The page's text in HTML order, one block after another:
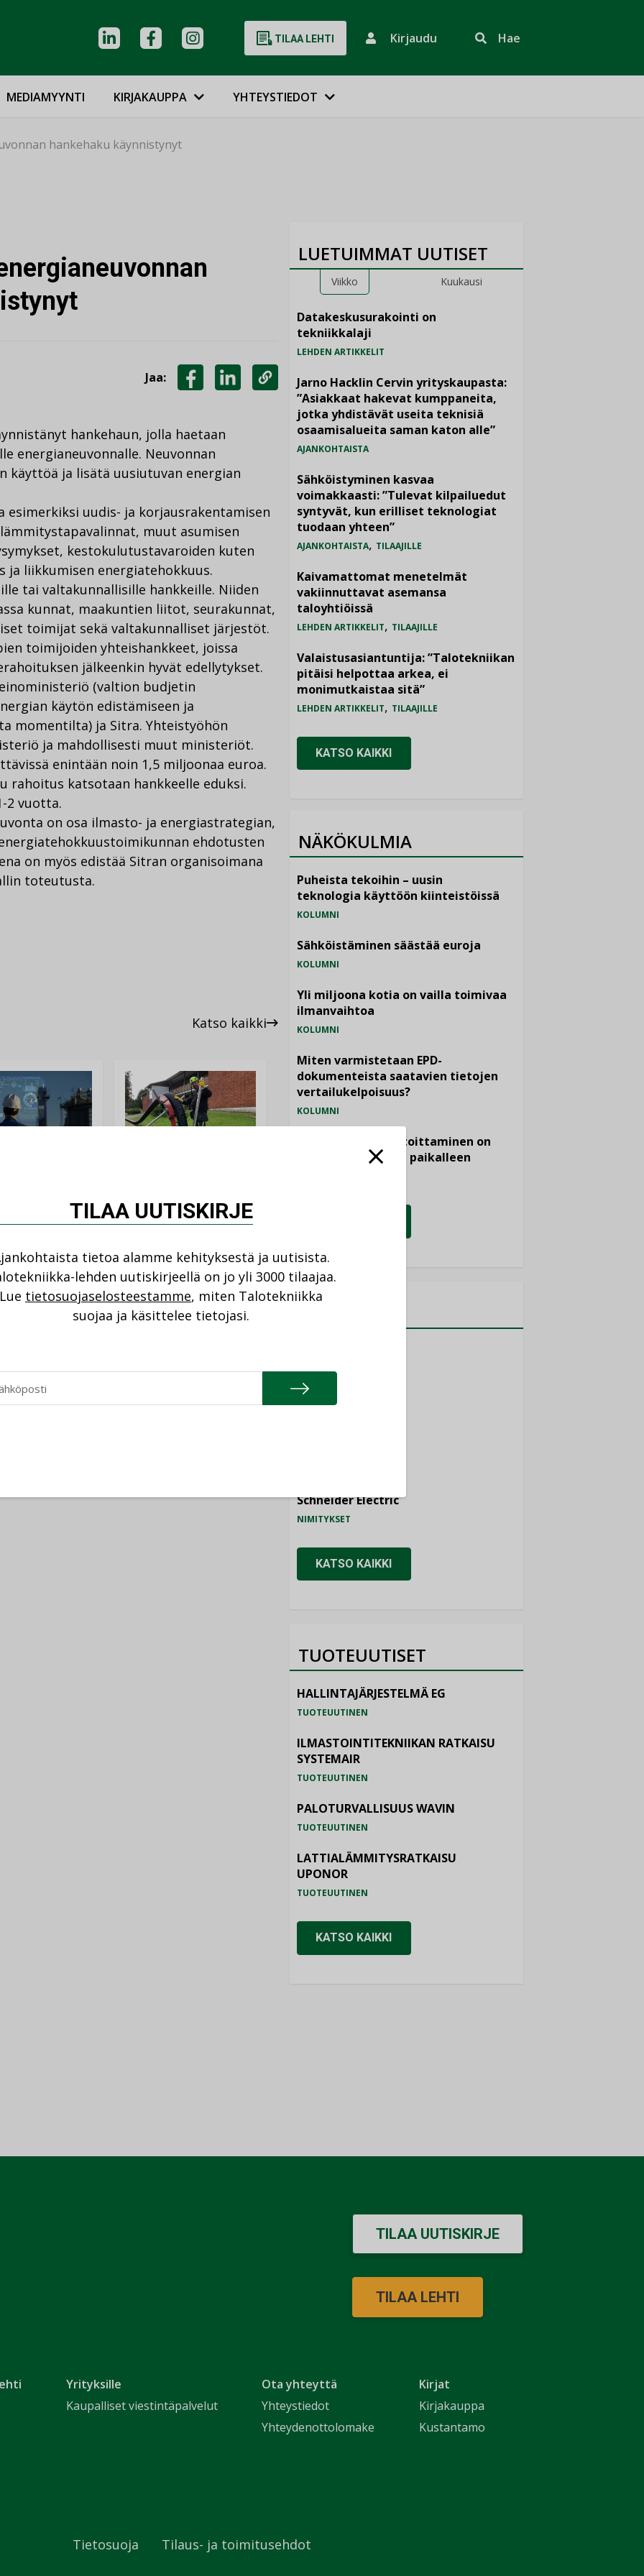
TILAA LEHTI Kirjaudu Hae
MEDIAMYYNTI KIRJAKAUPPA YHTEYSTIEDOT
hankehaku käynnistynyt
Jaa:
LINKEDINISSÄ
KOPIOI
LINKKI
hankehaun, jolla haetaan
energianeuvonnalle. Neuvonnan
käyttöä ja lisätä uusiutuvan energian
esimerkiksi uudis- ja korjausrakentamisen
muut asumisen
kestokulutustavaroiden kuten
ja liikkumisen energiatehokkuus.
tai valtakunnallisille hankkeille. Niiden
kunnat, maakuntien liitot, seurakunnat,
toimijat sekä valtakunnalliset järjestöt.
toimijoiden yhteishankkeet, joissa
jälkeenkin hyvät edellytykset.
(valtion budjetin
käytön edistämiseen ja
momentilta) ja Sitra. Yhteistyöhön
ja mahdollisesti muut ministeriöt.
enintään noin 1,5 miljoonaa euroa.
rahoitus katsotaan hankkeelle eduksi.
2 vuotta.
on osa ilmasto- ja energiastrategian,
ehdotusten
on myös edistää Sitran organisoimana
toteutusta.
Katso kaikki
kilpailuedut
kun erilliset
tuodaan
04.08.2026
menetelmät
vakiinnuttavat
asemansa
taloyhtiöissä
LUETUIMMAT UUTISET
Viikko Kuukausi
Datakeskusurakointi on
tekniikkalaji
LEHDEN ARTIKKELIT
Jarno Hacklin Cervin yrityskaupasta:
”Asiakkaat hakevat kumppaneita,
jotka yhdistävät useita teknisiä
osaamisalueita saman katon alle”
AJANKOHTAISTA
Sähköistyminen kasvaa
voimakkaasti: ”Tulevat kilpailuedut
syntyvät, kun erilliset teknologiat
tuodaan yhteen”
AJANKOHTAISTA, TILAAJILLE
Kaivamattomat menetelmät
vakiinnuttavat asemansa
taloyhtiöissä
LEHDEN ARTIKKELIT, TILAAJILLE
Valaistusasiantuntija: ”Talotekniikan
pitäisi helpottaa arkea, ei
monimutkaistaa sitä”
LEHDEN ARTIKKELIT, TILAAJILLE
KATSO KAIKKI
NÄKÖKULMIA
Puheista tekoihin – uusin
teknologia käyttöön kiinteistöissä
KOLUMNI
Sähköistäminen säästää euroja
KOLUMNI
Yli miljoona kotia on vailla toimivaa
ilmanvaihtoa
KOLUMNI
Miten varmistetaan EPD-
dokumenteista saatavien tietojen
vertailukelpoisuus?
KOLUMNI
Vesi- ja viemärimitoittaminen on
jämähtänyt ajassa paikalleen
NIMITYKSET
Schneider Electric
NIMITYKSET
KATSO KAIKKI
TUOTEUUTISET
HALLINTAJÄRJESTELMÄ EG
TUOTEUUTINEN
ILMASTOINTITEKNIIKAN RATKAISU
SYSTEMAIR
TUOTEUUTINEN
PALOTURVALLISUUS WAVIN
TUOTEUUTINEN
LATTIALÄMMITYSRATKAISU
UPONOR
TUOTEUUTINEN
KATSO KAIKKI
Yrityksille
Kaupalliset viestintäpalvelut
Ota yhteyttä
Yhteystiedot
Yhteydenottolomake
Kirjat
Kirjakauppa
Kustantamo
TILAA UUTISKIRJE
TILAA LEHTI
Tietosuoja Tilaus- ja toimitusehdot
TILAA UUTISKIRJE
tietoa alamme kehityksestä ja uutisista.
lehden uutiskirjeellä on jo yli 3000 tilaajaa.
Lue tietosuojaselosteestamme, miten Talotekniikka
suojaa ja käsittelee tietojasi.